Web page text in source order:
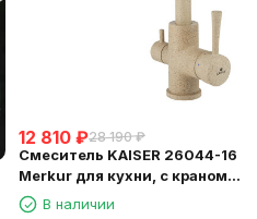
12 810 ₽28 190 ₽
Смеситель KAISER 26044-16
Merkur для кухни, с краном
для питьевой воды,
В наличии